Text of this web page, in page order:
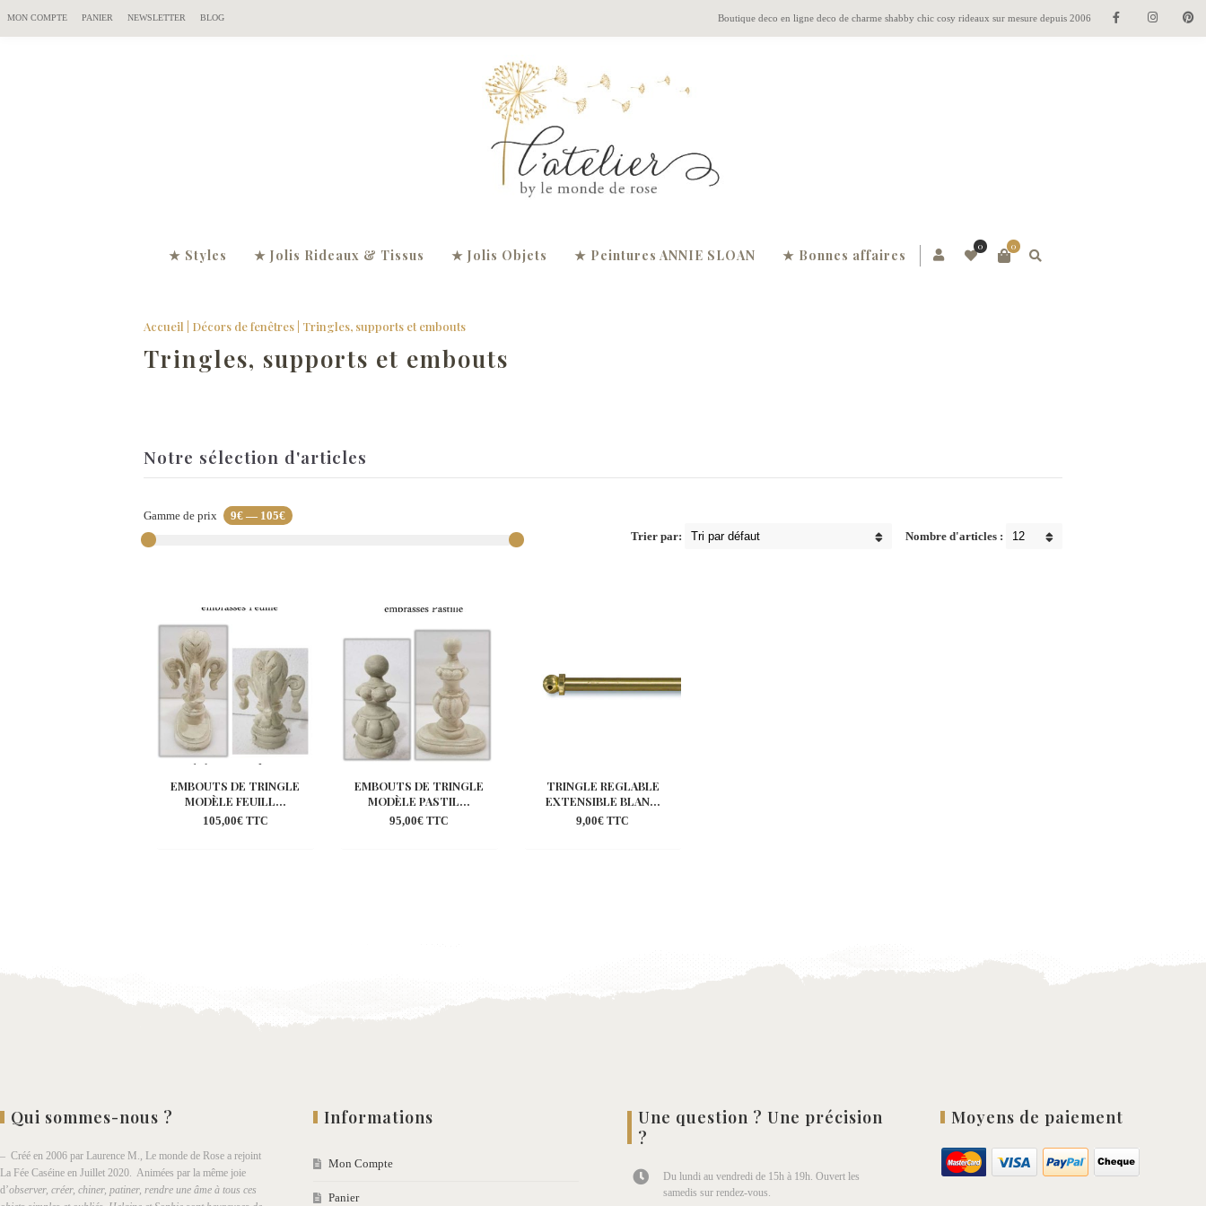
Boutique deco en ligne deco de charme shabby chic cosy rideaux sur mesure depuis 2006
MON COMPTE PANIER NEWSLETTER BLOG
0
0
★ Styles ★ Jolis Rideaux & Tissus ★ Jolis Objets ★ Peintures ANNIE SLOAN ★ Bonnes affaires
Accueil Décors de fenêtres | Tringles, supports et embouts
Tringles, supports et embouts
Notre sélection d'articles
Gamme de prix 9€ — 105€
Nombre d'articles :
Trier par:
EMBOUTS DE TRINGLE
MODÈLE FEUILL...
105,00€ TTC
EMBOUTS DE TRINGLE
MODÈLE PASTIL...
95,00€ TTC
TRINGLE REGLABLE
EXTENSIBLE BLAN...
9,00€ TTC
Qui sommes-nous ?
– Créé en 2006 par Laurence M., Le monde de Rose a rejoint
La Fée Caséine en Juillet 2020. Animées par la même joie
d’observer, créer, chiner, patiner, rendre une âme à tous ces
Informations
Mon Compte
Panier
Une question ? Une précision
?
Du lundi au vendredi de 15h à 19h. Ouvert les
samedis sur rendez-vous.
Moyens de paiement